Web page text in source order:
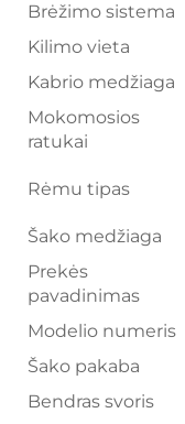
Brėžimo sistema
Kilimo vieta
Kabrio medžiaga
Mokomosios
ratukai
Rėmu tipas
Šako medžiaga
Prekės
pavadinimas
Modelio numeris
Šako pakaba
Bendras svoris